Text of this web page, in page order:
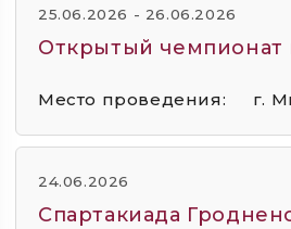
25.06.2026 - 26.06.2026
Открытый чемпионат
Место проведения: г.
24.06.2026
Спартакиада